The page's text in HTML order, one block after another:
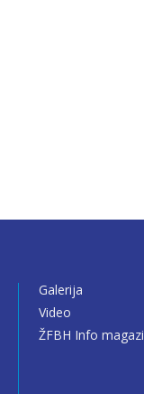
Galerija
Video
ŽFBH Info